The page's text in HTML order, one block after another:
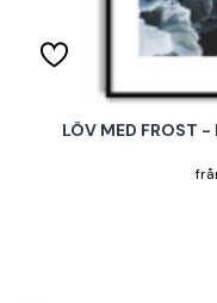
LÖV MED FROST -